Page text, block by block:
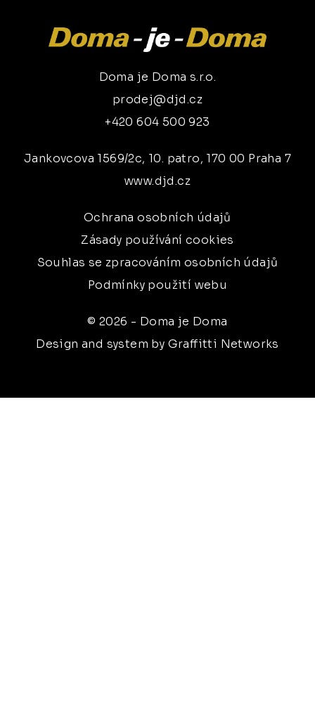
Doma je Doma s.r.o.
prodej@djd.cz
+420 604 500 923
Jankovcova 1569/2c, 10. patro, 170 00 Praha 7
www.djd.cz
Ochrana osobních údajů
Zásady používání cookies
Souhlas se zpracováním osobních údajů
Podmínky použití webu
© 2026 - Doma je Doma
Design and system by Graffitti Networks